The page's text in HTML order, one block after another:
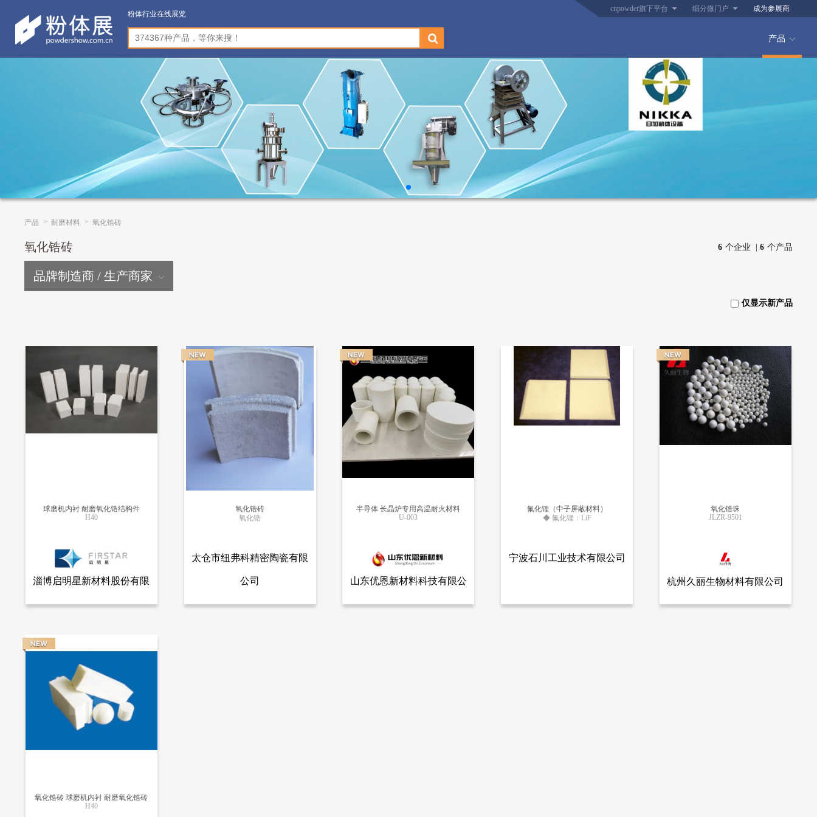
粉体行业在线展览
cnpowder旗下平台 细分微门户 成为参展商
产品
产品 > 耐磨材料 > 氧化锆砖
氧化锆砖 6 个企业 | 6 个产品
品牌制造商 / 生产商家
仅显示新产品
球磨机内衬 耐磨氧化锆结构件
H40
淄博启明星新材料股份有限
公司
更多信息
查看全部产品
氧化锆砖
氧化锆
太仓市纽弗科精密陶瓷有限
公司
查看全部产品
半导体 长晶炉专用高温耐火材料
U-003
山东优恩新材料科技有限公
司
查看全部产品
氟化锂（中子屏蔽材料）
◆ 氟化锂：LiF
宁波石川工业技术有限公司
氧化锆珠
JLZR-9501
杭州久丽生物材料有限公司
氧化锆砖 球磨机内衬 耐磨氧化锆砖
H40